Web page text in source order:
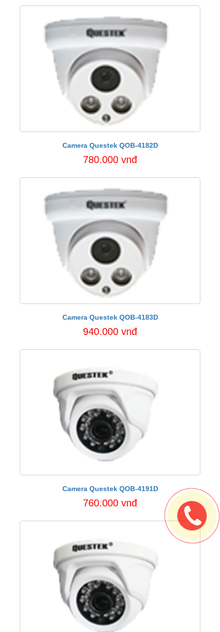
Camera Questek QOB-4182D
780.000 vnđ
Camera Questek QOB-4183D
940.000 vnđ
Camera Questek QOB-4191D
760.000 vnđ